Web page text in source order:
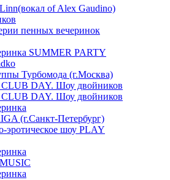
of Alex Gaudino)
пенных вечеринок
SUMMER PARTY
Турбомода (г.Москва)
DAY. Шоу двойников
DAY. Шоу двойников
(г.Санкт-Петербург)
эротическое шоу PLAY